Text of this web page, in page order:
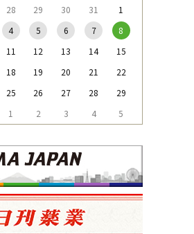
28 29 30 31
1
4 5 6 7
8
11 12 13 14
15
18 19 20 21
22
25 26 27 28
29
1 2 3 4 5